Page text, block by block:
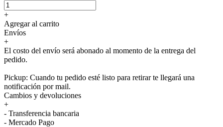
+
Agregar al carrito
Envíos
+
El costo del envío será abonado al momento de la entrega del
pedido.
Pickup: Cuando tu pedido esté listo para retirar te llegará una
notificación por mail.
Cambios y devoluciones
+
- Transferencia bancaria
- Mercado Pago